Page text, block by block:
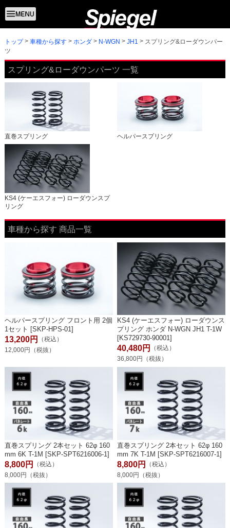
トップ 車種から探す ホンダ N-WGN JH1
スプリング&ローダウンパー
ツ
スプリング&ローダウンパーツ 一覧
直巻スプリング ヘルパースプリング
KS4 (ケーエスフォー) ローダウンスプ
リング
車種から探す 商品一覧
ヘルパースプリング フロント用 2個
1セット [SKP-HPS-01]
13,200円
（税込）
12,000円（税抜）
KS4 (ケーエスフォー) ローダウンス
プリング ホンダ N-WGN JH1 T-1W
[KS729730-90001]
40,480円
（税込）
36,800円（税抜）
直巻スプリング 2本セット 62φ 160
mm 6K T-1M [SKP-SPT6216006-1]
8,800円
（税込）
8,000円（税抜）
直巻スプリング 2本セット 62φ 160
mm 7K T-1M [SKP-SPT6216007-1]
8,800円
（税込）
8,000円（税抜）